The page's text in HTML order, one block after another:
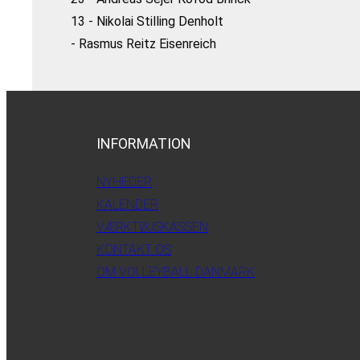
13 - Nikolai Stilling Denholt
- Rasmus Reitz Eisenreich
INFORMATION
NYHEDER
KALENDER
VÆRKTØJSKASSEN
KONTAKT OS
OM VOLLEYBALL DANMARK